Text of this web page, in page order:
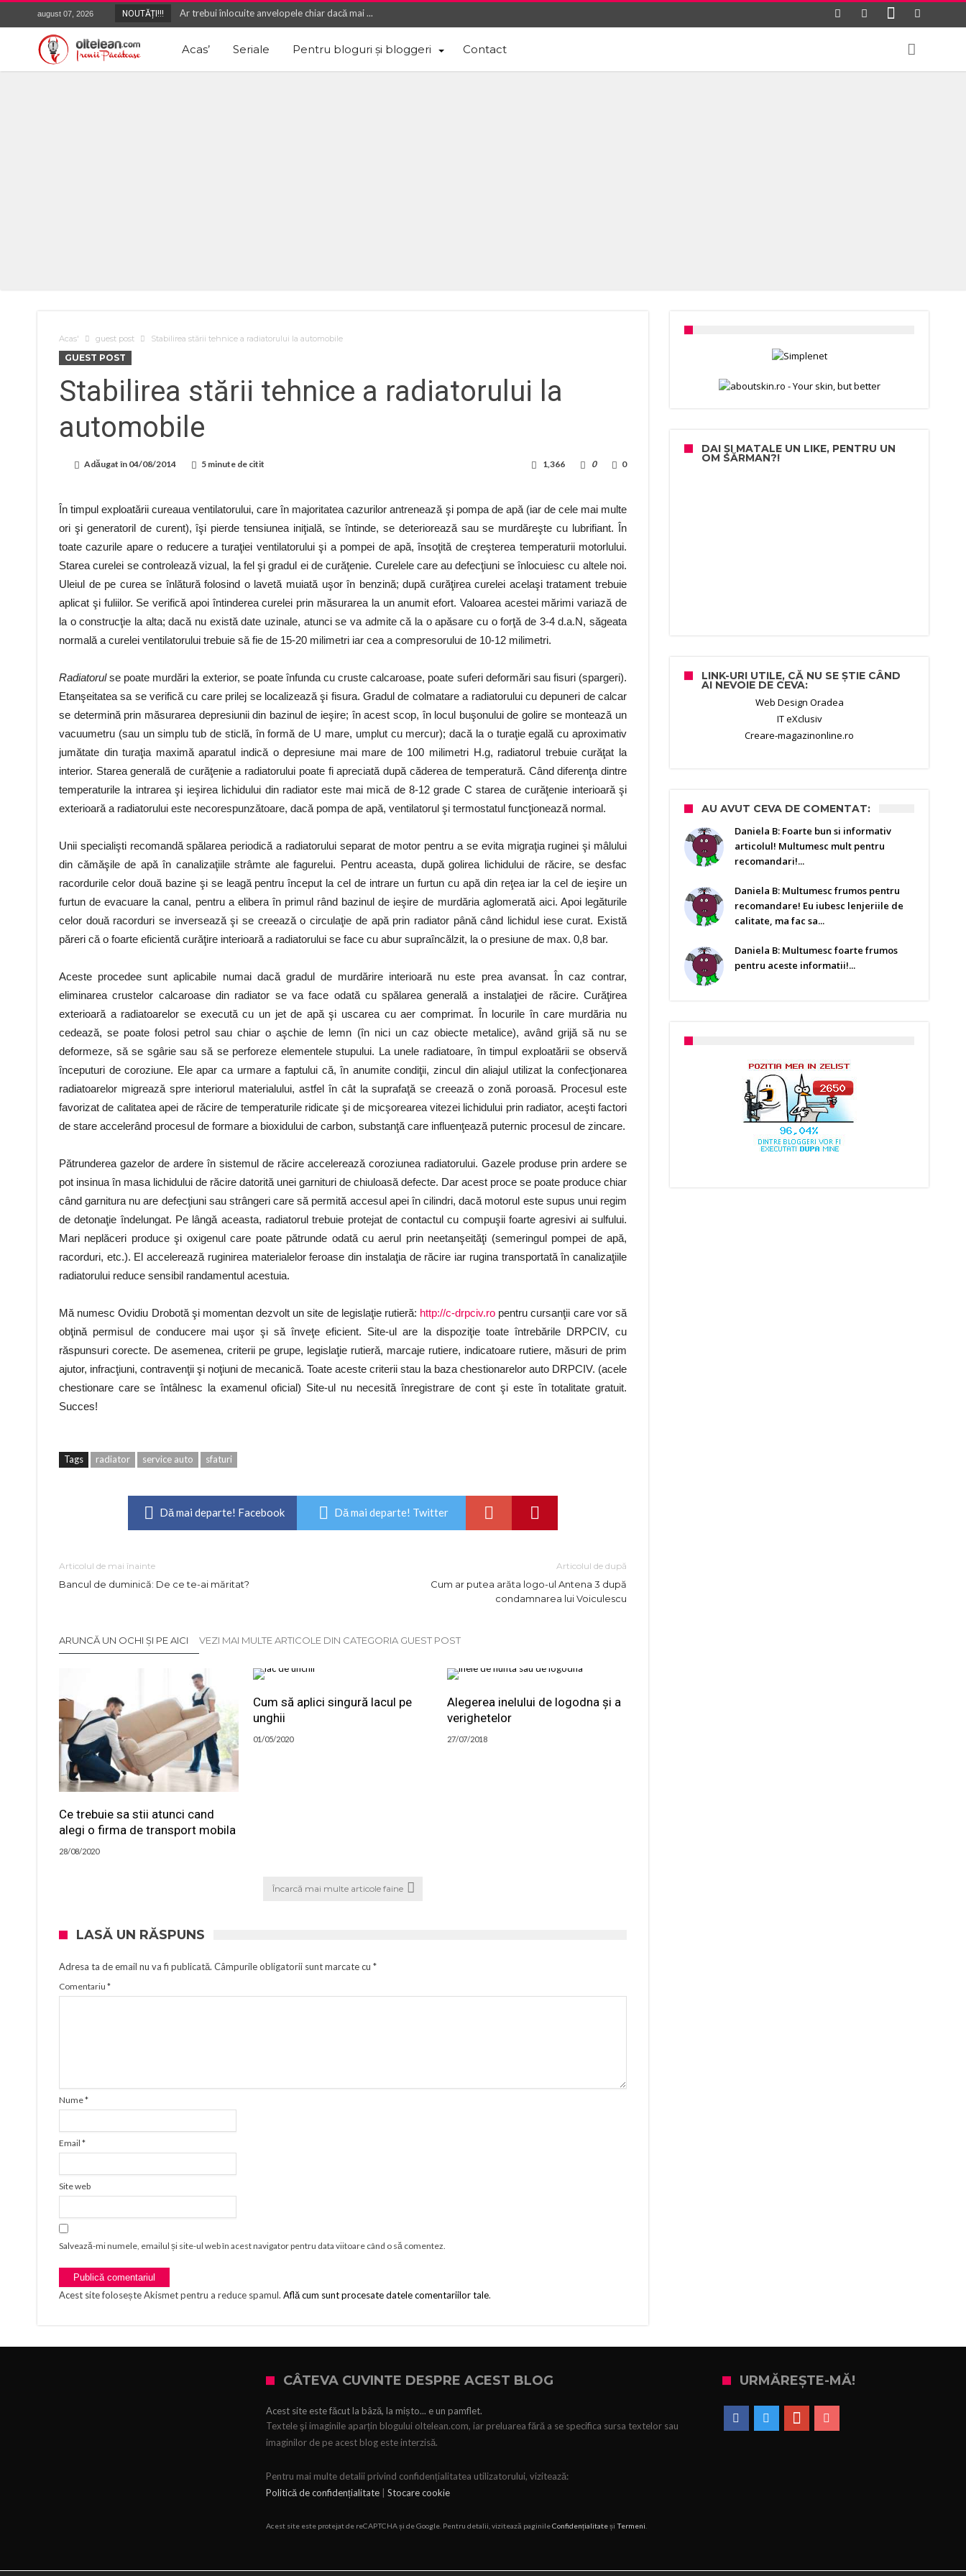
august 07, 2026 NOUTĂȚI!!!
Ar trebui înlocuite anvelopele chiar dacă mai ...
Cum poti avea facturi personalizate de calitat...
Acas’ Seriale Pentru bloguri și bloggeri Contact
Acas' guest post Stabilirea stării tehnice a radiatorului la automobile
GUEST POST
Stabilirea stării tehnice a radiatorului la
automobile
Adăugat în 04/08/2014 5 minute de citit 0
0
1,366
În timpul exploatării cureaua ventilatorului, care în majoritatea cazurilor antrenează şi pompa de apă (iar de cele mai multe
ori şi generatoril de curent), îşi pierde tensiunea iniţială, se întinde, se deteriorează sau se murdăreşte cu lubrifiant. În
toate cazurile apare o reducere a turaţiei ventilatorului şi a pompei de apă, însoţită de creşterea temperaturii motorlului.
Starea curelei se controlează vizual, la fel şi gradul ei de curăţenie. Curelele care au defecţiuni se înlocuiesc cu altele noi.
Uleiul de pe curea se înlătură folosind o lavetă muiată uşor în benzină; după curăţirea curelei acelaşi tratament trebuie
aplicat şi fuliilor. Se verifică apoi întinderea curelei prin măsurarea la un anumit efort. Valoarea acestei mărimi variază de
la o construcţie la alta; dacă nu există date uzinale, atunci se va admite că la o apăsare cu o forţă de 3-4 d.a.N, săgeata
normală a curelei ventilatorului trebuie să fie de 15-20 milimetri iar cea a compresorului de 10-12 milimetri.
Radiatorulse poate murdări la exterior, se poate înfunda cu cruste calcaroase, poate suferi deformări sau fisuri (spargeri).
Etanşeitatea sa se verifică cu care prilej se localizează şi fisura. Gradul de colmatare a radiatorului cu depuneri de calcar
se determină prin măsurarea depresiunii din bazinul de ieşire; în acest scop, în locul buşonului de golire se montează un
vacuumetru (sau un simplu tub de sticlă, în formă de U mare, umplut cu mercur); dacă la o turaţie egală cu aproximativ
jumătate din turaţia maximă aparatul indică o depresiune mai mare de 100 milimetri H.g, radiatorul trebuie curăţat la
interior. Starea generală de curăţenie a radiatorului poate fi apreciată după căderea de temperatură. Când diferenţa dintre
temperaturile la intrarea şi ieşirea lichidului din radiator este mai mică de 8-12 grade C starea de curăţenie interioară şi
exterioară a radiatorului este necorespunzătoare, dacă pompa de apă, ventilatorul şi termostatul funcţionează normal.
Unii specialişti recomandă spălarea periodică a radiatorului separat de motor pentru a se evita migraţia ruginei şi mâlului
din cămăşile de apă în canalizaţiile strâmte ale fagurelui. Pentru aceasta, după golirea lichidului de răcire, se desfac
racordurile celor două bazine şi se leagă pentru început la cel de intrare un furtun cu apă din reţea iar la cel de ieşire un
furtun de evacuare la canal, pentru a elibera în primul rând bazinul de ieşire de murdăria aglomerată aici. Apoi legăturile
celor două racorduri se inversează şi se creează o circulaţie de apă prin radiator până când lichidul iese curat. Există
păreri că o foarte eficientă curăţire interioară a radiatorului se face cu abur supraîncălzit, la o presiune de max. 0,8 bar.
Aceste procedee sunt aplicabile numai dacă gradul de murdărire interioară nu este prea avansat. În caz contrar,
eliminarea crustelor calcaroase din radiator se va face odată cu spălarea generală a instalaţiei de răcire. Curăţirea
exterioară a radiatoarelor se execută cu un jet de apă şi uscarea cu aer comprimat. În locurile în care murdăria nu
cedează, se poate folosi petrol sau chiar o aşchie de lemn (în nici un caz obiecte metalice), având grijă să nu se
deformeze, să se sgârie sau să se perforeze elementele stupului. La unele radiatoare, în timpul exploatării se observă
începuturi de coroziune. Ele apar ca urmare a faptului că, în anumite condiţii, zincul din aliajul utilizat la confecţionarea
radiatoarelor migrează spre interiorul materialului, astfel în cât la suprafaţă se creează o zonă poroasă. Procesul este
favorizat de calitatea apei de răcire de temperaturile ridicate şi de micşorearea vitezei lichidului prin radiator, aceşti factori
de stare accelerând procesul de formare a bioxidului de carbon, substanţă care influenţează puternic procesul de zincare.
Pătrunderea gazelor de ardere în sistemul de răcire accelerează coroziunea radiatorului. Gazele produse prin ardere se
pot insinua în masa lichidului de răcire datorită unei garnituri de chiuloasă defecte. Dar acest proce se poate produce chiar
când garnitura nu are defecţiuni sau strângeri care să permită accesul apei în cilindri, dacă motorul este supus unui regim
de detonaţie îndelungat. Pe lângă aceasta, radiatorul trebuie protejat de contactul cu compuşii foarte agresivi ai sulfului.
Mari neplăceri produce şi oxigenul care poate pătrunde odată cu aerul prin neetanşeităţi (semeringul pompei de apă,
racorduri, etc.). El accelerează ruginirea materialelor feroase din instalaţia de răcire iar rugina transportată în canalizaţiile
radiatorului reduce sensibil randamentul acestuia.
Mă numesc Ovidiu Drobotă şi momentan dezvolt un site de legislaţie rutieră: http://c-drpciv.ro pentru cursanţii care vor să
obţină permisul de conducere mai uşor şi să înveţe eficient. Site-ul are la dispoziţie toate întrebările DRPCIV, cu
răspunsuri corecte. De asemenea, criterii pe grupe, legislaţie rutieră, marcaje rutiere, indicatoare rutiere, măsuri de prim
ajutor, infracţiuni, contravenţii şi noţiuni de mecanică. Toate aceste criterii stau la baza chestionarelor auto DRPCIV. (acele
chestionare care se întâlnesc la examenul oficial) Site-ul nu necesită înregistrare de cont şi este în totalitate gratuit.
Succes!
Tags radiator service auto sfaturi
Dă mai departe! Facebook Dă mai departe! Twitter
Articolul de mai înainte
Bancul de duminică: De ce te-ai măritat?
Articolul de după
Cum ar putea arăta logo-ul Antena 3 după
condamnarea lui Voiculescu
ARUNCĂ UN OCHI ȘI PE AICI VEZI MAI MULTE ARTICOLE DIN CATEGORIA GUEST POST
Ce trebuie sa stii atunci cand
alegi o firma de transport mobila
28/08/2020
Cum să aplici singură lacul pe
unghii
01/05/2020
Alegerea inelului de logodna și a
verighetelor
27/07/2018
Încarcă mai multe articole faine
LASĂ UN RĂSPUNS
Adresa ta de email nu va fi publicată. Câmpurile obligatorii sunt marcate cu *
Comentariu *
Nume*
Email *
Site web
Salvează-mi numele, emailul și site-ul web în acest navigator pentru data viitoare când o să comentez.
Acest site folosește Akismet pentru a reduce spamul. Află cum sunt procesate datele comentariilor tale.
DAI ȘI MATALE UN LIKE, PENTRU UN
OM SĂRMAN?!
LINK-URI UTILE, CĂ NU SE ȘTIE CÂND
AI NEVOIE DE CEVA:
Web Design Oradea
IT eXclusiv
Creare-magazinonline.ro
AU AVUT CEVA DE COMENTAT:
Daniela B: Foarte bun si informativ
articolul! Multumesc mult pentru
recomandari!...
Daniela B: Multumesc frumos pentru
recomandare! Eu iubesc lenjeriile de
calitate, ma fac sa...
Daniela B: Multumesc foarte frumos
pentru aceste informatii!...
CÂTEVA CUVINTE DESPRE ACEST BLOG
Acest site este făcut la bâză, la mișto... e un pamflet.
Textele şi imaginile aparțin blogului oltelean.com, iar preluarea fără a se specifica sursa textelor sau
imaginilor de pe acest blog este interzisă.
Pentru mai multe detalii privind confidențialitatea utilizatorului, vizitează:
Politică de confidențialitate| Stocare cookie
Acest site este protejat de reCAPTCHA și de Google. Pentru detalii, vizitează paginileConfidențialitateși Termeni
URMĂREȘTE-MĂ!